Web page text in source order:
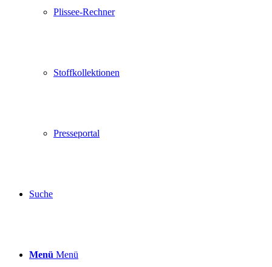
Plissee-Rechner
Stoffkollektionen
Presseportal
Suche
Menü Menü